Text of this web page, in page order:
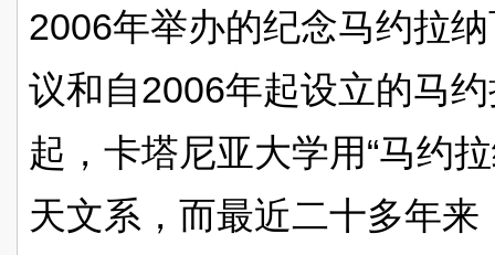
2006年举办的纪念马约拉
议和自2006年起设立的马
起，卡塔尼亚大学用“马约
天文系，而最近二十多年来